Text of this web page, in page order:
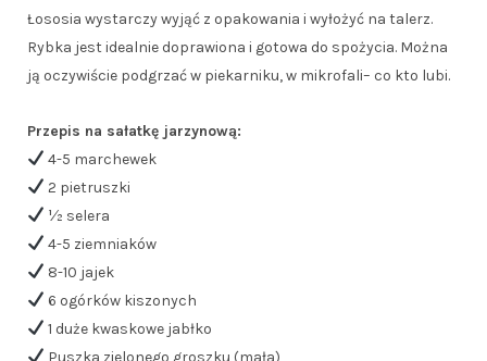
Łososia wystarczy wyjąć z opakowania i wyłożyć na talerz.
Rybka jest idealnie doprawiona i gotowa do spożycia. Można
ją oczywiście podgrzać w piekarniku, w mikrofali– co kto lubi.
Przepis na sałatkę jarzynową:
4-5 marchewek
2 pietruszki
½ selera
4-5 ziemniaków
8-10 jajek
6 ogórków kiszonych
1 duże kwaskowe jabłko
Puszka zielonego groszku (mała)